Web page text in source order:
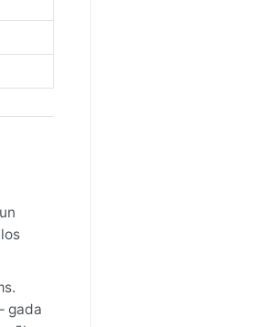
gada